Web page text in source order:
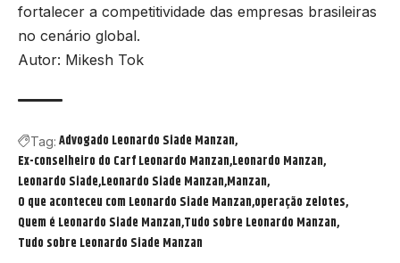
fortalecer a competitividade das empresas brasileiras
no cenário global.
Autor: Mikesh Tok
Tag: Advogado Leonardo Siade Manzan
Ex-conselheiro do Carf Leonardo Manzan Leonardo Manzan
Leonardo Siade Leonardo Siade Manzan Manzan
O que aconteceu com Leonardo Siade Manzan operação zelotes
Quem é Leonardo Siade Manzan Tudo sobre Leonardo Manzan
Tudo sobre Leonardo Siade Manzan